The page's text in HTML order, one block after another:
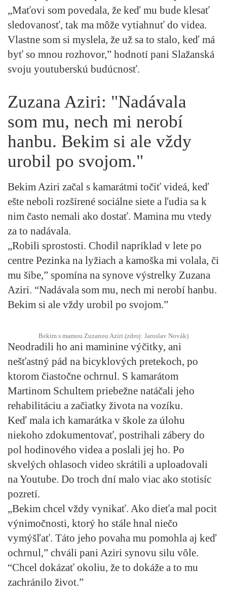
„Maťovi som povedala, že keď mu bude klesať
sledovanosť, tak ma môže vytiahnuť do videa.
Vlastne som si myslela, že už sa to stalo, keď má
byť so mnou rozhovor,” hodnotí pani Slažanská
svoju youtuberskú budúcnosť.
Zuzana Aziri: "Nadávala
som mu, nech mi nerobí
hanbu. Bekim si ale vždy
urobil po svojom."
Bekim Aziri začal s kamarátmi točiť videá, keď
ešte neboli rozšírené sociálne siete a ľudia sa k
nim často nemali ako dostať. Mamina mu vtedy
za to nadávala.
„Robili sprostosti. Chodil napríklad v lete po
centre Pezinka na lyžiach a kamoška mi volala, či
mu šibe,” spomína na synove výstrelky Zuzana
Aziri. “Nadávala som mu, nech mi nerobí hanbu.
Bekim si ale vždy urobil po svojom.”
Bekim s mamou Zuzanou Aziri (zdroj: Jaroslav Novák)
Neodradili ho ani maminine výčitky, ani
nešťastný pád na bicyklových pretekoch, po
ktorom čiastočne ochrnul. S kamarátom
Martinom Schultem priebežne natáčali jeho
rehabilitáciu a začiatky života na vozíku.
Keď mala ich kamarátka v škole za úlohu
niekoho zdokumentovať, postrihali zábery do
pol hodinového videa a poslali jej ho. Po
skvelých ohlasoch video skrátili a uploadovali
na Youtube. Do troch dní malo viac ako stotisíc
pozretí.
„Bekim chcel vždy vynikať. Ako dieťa mal pocit
výnimočnosti, ktorý ho stále hnal niečo
vymýšľať. Táto jeho povaha mu pomohla aj keď
ochrnul,” chváli pani Aziri synovu silu vôle.
“Chcel dokázať okoliu, že to dokáže a to mu
zachránilo život.”